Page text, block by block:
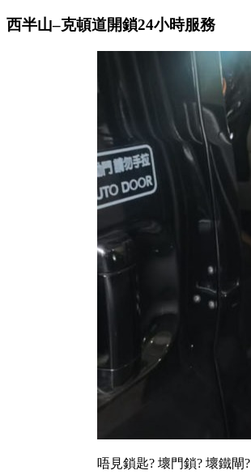
西半山–克頓道開鎖24小時服務
唔見鎖匙? 壞門鎖? 壞鐵閘?